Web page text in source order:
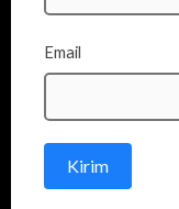
Email
Kirim